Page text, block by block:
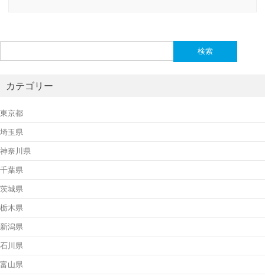
索:
カテゴリー
東京都
埼玉県
神奈川県
千葉県
茨城県
栃木県
新潟県
石川県
富山県